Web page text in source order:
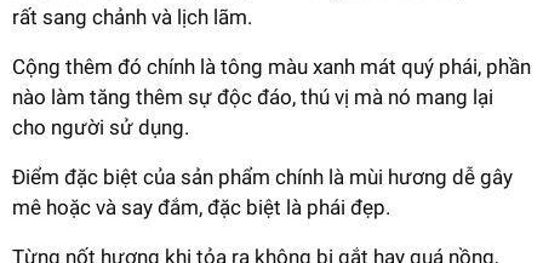
rất sang chảnh và lịch lãm.
Cộng thêm đó chính là tông màu xanh mát quý phái, phần
nào làm tăng thêm sự độc đáo, thú vị mà nó mang lại
cho người sử dụng.
Điểm đặc biệt của sản phẩm chính là mùi hương dễ gây
mê hoặc và say đắm, đặc biệt là phái đẹp.
Từng nốt hương khi tỏa ra không bị gắt hay quá nồng,